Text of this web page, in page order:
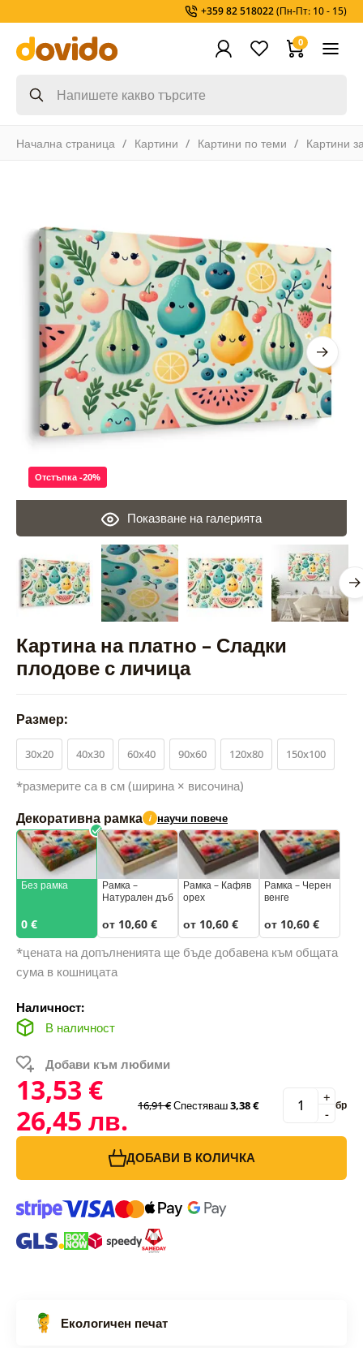
+359 82 518022(Пн-Пт: 10 - 15)
0
Начална страница Картини Картини по теми Картини
Картина на платно – Сладки
плодове с личица
Показване на галерията
Отстъпка -20%
Размер:
30x20 40x30 60x40 90x60 120x80 150x100
*размерите са в см (ширина × височина)
Декоративна рамка i научи повече
Без рамка
0 €
Рамка –
Натурален дъб
от 10,60 €
Рамка – Кафяв
орех
от 10,60 €
Рамка – Черен
венге
от 10,60 €
*цената на допълненията ще бъде добавена към общата
сума в кошницата
Наличност:
В наличност
Добави към любими
13,53 €
26,45 лв.
16,91 €Спестяваш3,38 € -
+ бр
ДОБАВИ В КОЛИЧКА
Екологичен печат